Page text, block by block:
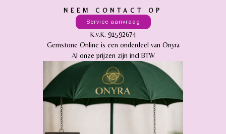
NEEM CONTACT OP
Service aanvraag
K.v.K. 91592674
Gemstone Online is een onderdeel van Onyra
Al onze prijzen zijn incl BTW